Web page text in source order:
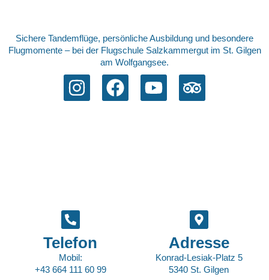
Sichere Tandemflüge, persönliche Ausbildung und besondere
Flugmomente – bei der Flugschule Salzkammergut im St. Gilgen
am Wolfgangsee.
Telefon
Mobil:
+43 664 111 60 99
Adresse
Konrad-Lesiak-Platz 5
5340 St. Gilgen